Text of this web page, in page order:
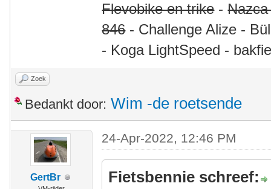
Flevobike en trike-
846- Challenge Alize -
- Koga LightSpeed -
Zoek
Bedankt door: Wim -de roetsende
GertBr
24-Apr-2022, 12:46 PM
Fietsbennie schreef: